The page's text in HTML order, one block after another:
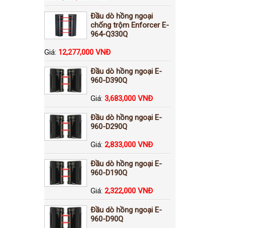
Đầu dò hồng ngoại
chống trộm Enforcer E-
964-Q330Q
Giá: 12,277,000 VNĐ
Đầu dò hồng ngoại E-
960-D390Q
Giá: 3,683,000 VNĐ
Đầu dò hồng ngoại E-
960-D290Q
Giá: 2,833,000 VNĐ
Đầu dò hồng ngoại E-
960-D190Q
Giá: 2,322,000 VNĐ
Đầu dò hồng ngoại E-
960-D90Q